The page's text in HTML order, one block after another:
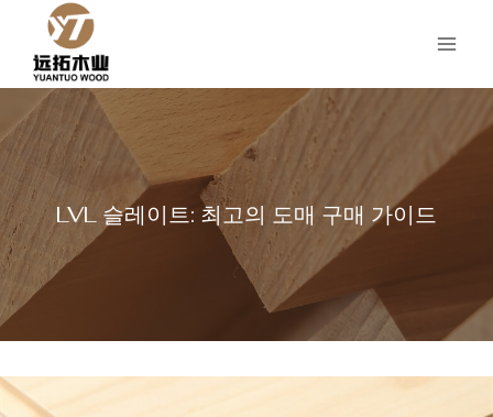
로
너
LVL 슬레이트: 최고의 도매 구매 가이드